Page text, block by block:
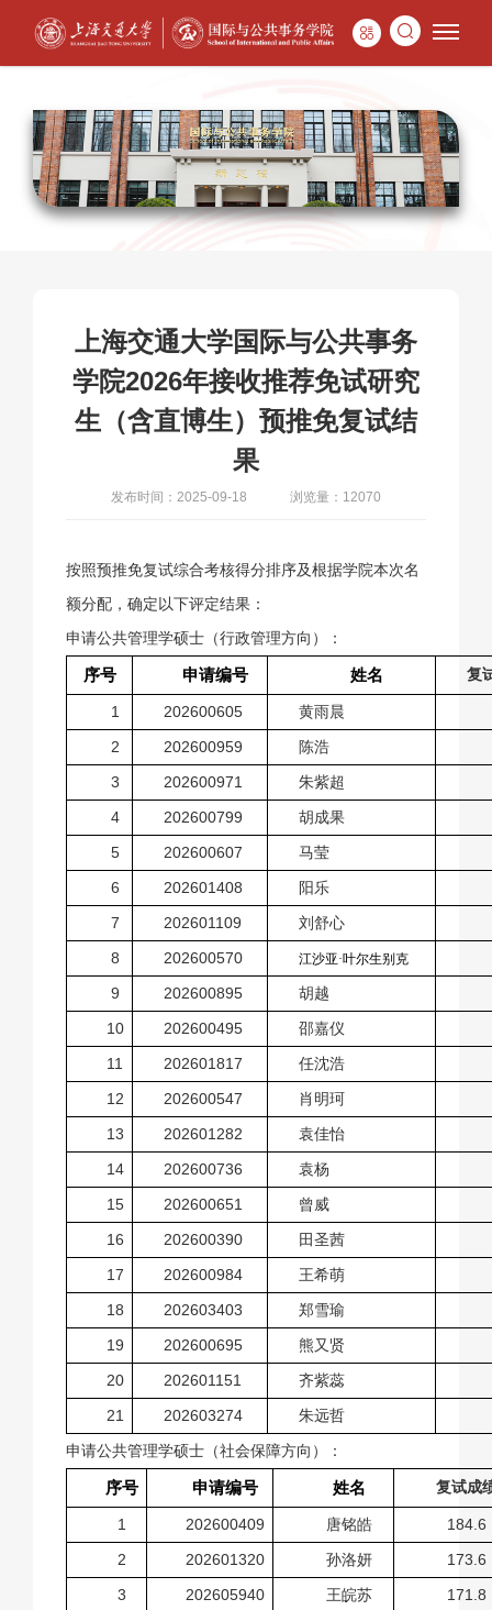
上海交通大学国际与公共事务
学院2026年接收推荐免试研究
生（含直博生）预推免复试结
果
发布时间：2025-09-18 浏览量：12070
按照预推免复试综合考核得分排序及根据学院本次名
额分配，确定以下评定结果：
申请公共管理学硕士（行政管理方向）：
序号 申请编号 姓名 复
1 202600605
黄雨晨
2
202600959
陈浩
3
202600971
朱紫超
4
202600799
胡成果
5
202600607
马莹
6
202601408
阳乐
7
202601109
刘舒心
8
202600570 江沙亚·叶尔生别克
9 202600895
胡越
10
202600495
邵嘉仪
11
202601817
任沈浩
12
202600547
肖明珂
13
202601282
袁佳怡
14
202600736
袁杨
15
202600651
曾威
16
202600390
田圣茜
17
202600984
王希萌
18
202603403
郑雪瑜
19
202600695
熊又贤
20
202601151
齐紫蕊
21
202603274
朱远哲
申请公共管理学硕士（社会保障方向）：
序号 申请编号 姓名 复试成
1 202600409 唐铭皓
184.6
2
202601320 孙洛妍
173.6
3
202605940 王皖苏
171.8